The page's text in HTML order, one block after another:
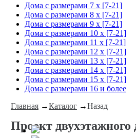
Дома с размерами 7 x [7-21]
Дома с размерами 8 x [7-21]
Дома с размерами 9 x [7-21]
Дома с размерами 10 x [7-21]
Дома с размерами 11 x [7-21]
Дома с размерами 12 x [7-21]
Дома с размерами 13 x [7-21]
Дома с размерами 14 x [7-21]
Дома с размерами 15 x [7-21]
Дома с размерами 16 и более
Главная→Каталог→Назад
Проект двухэтажного